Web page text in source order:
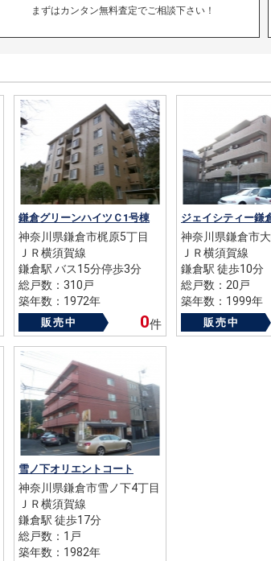
まずはカンタン無料査定でご相談下さい！
鎌倉グリーンハイツＣ1号棟
神奈川県鎌倉市梶原5丁目
ＪＲ横須賀線
鎌倉駅 バス15分停歩3分
総戸数：310戸
築年数：1972年
販売中 0件
ジェイシティー鎌
神奈川県鎌倉市
ＪＲ横須賀線
鎌倉駅 徒歩10分
総戸数：20戸
築年数：1999年
販売中
雪ノ下オリエントコート
神奈川県鎌倉市雪ノ下4丁目
ＪＲ横須賀線
鎌倉駅 徒歩17分
総戸数：1戸
築年数：1982年